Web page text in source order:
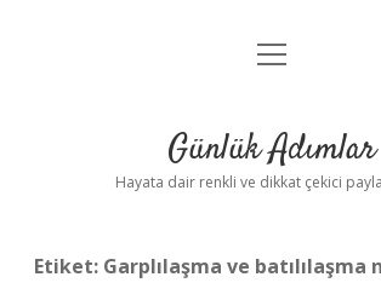
Anasayfa
Yasal Uyarı
menüyü
Günlük Adımlar
Hayata dair renkli ve dikkat çekici
Etiket: Garplılaşma ve batılılaşma